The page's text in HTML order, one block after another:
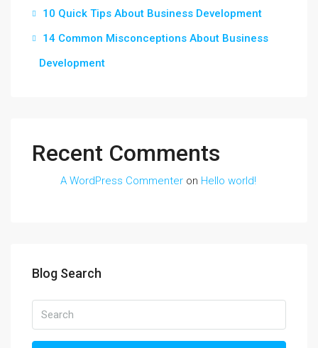
10 Quick Tips About Business Development
14 Common Misconceptions About Business
Development
Recent Comments
A WordPress Commenter on Hello world!
Blog Search